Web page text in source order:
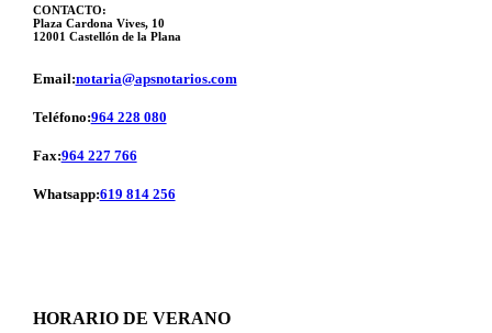
CONTACTO:
Plaza Cardona Vives, 10
12001 Castellón de la Plana
Email:notaria@apsnotarios.com
Teléfono:964 228 080
Fax:964 227 766
Whatsapp:619 814 256
HORARIO DE VERANO